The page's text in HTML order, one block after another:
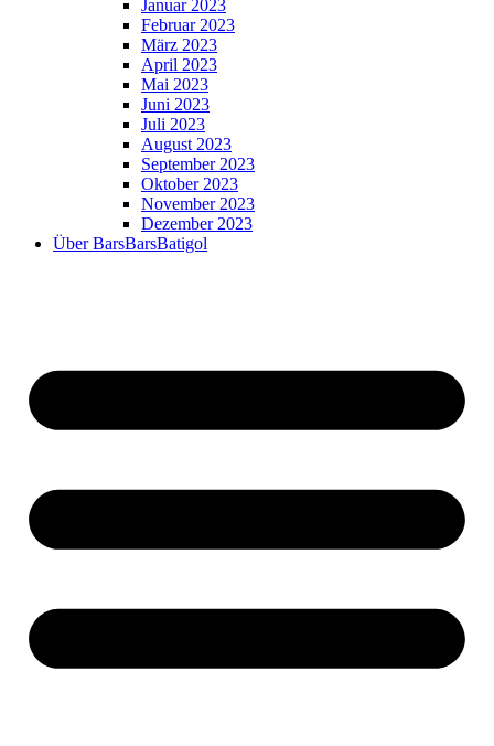
Januar 2023
Februar 2023
März 2023
April 2023
Mai 2023
Juni 2023
Juli 2023
August 2023
September 2023
Oktober 2023
November 2023
Dezember 2023
Über BarsBarsBatigol